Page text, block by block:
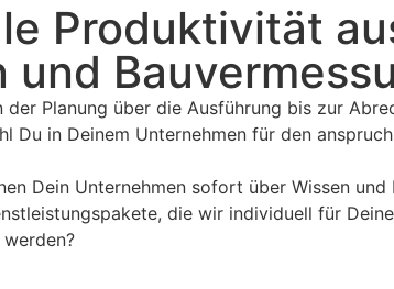
Produktivität
Planung über die Ausführung bis zur
Du in Deinem Unternehmen für den
Dein Unternehmen sofort über Wissen
die wir individuell für